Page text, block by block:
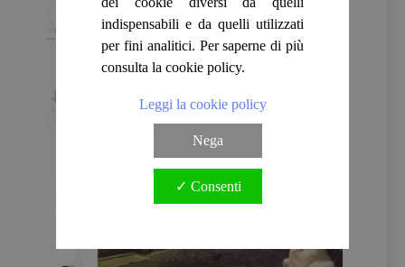
indispensabili e da quelli utilizzati
per fini analitici. Per saperne di più
consulta la cookie policy.
Leggi la cookie policy
Nega
✓ Consenti